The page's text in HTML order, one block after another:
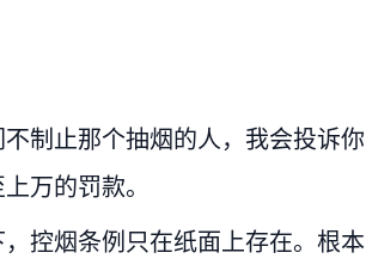
制止那个抽烟的人，我会投诉你
万的罚款。
控烟条例只在纸面上存在。根本